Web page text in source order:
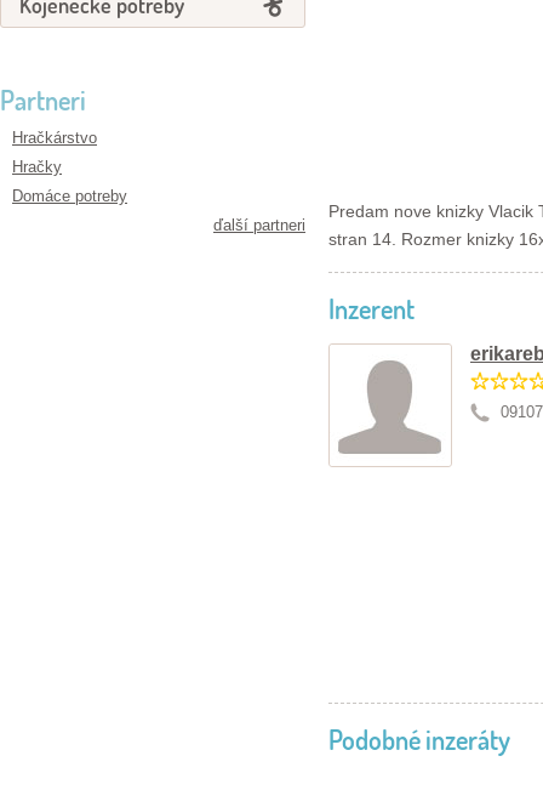
Partneri
Hračkárstvo
Hračky
Domáce potreby
ďalší partneri
Predam nove knizky Vlacik
stran 14. Rozmer knizky
Inzerent
Podobné inzeráty